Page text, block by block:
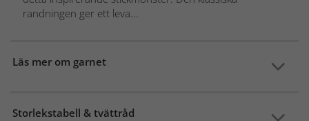
randningen ger ett leva...
Läs mer om garnet
Storlekstabell & tvättråd